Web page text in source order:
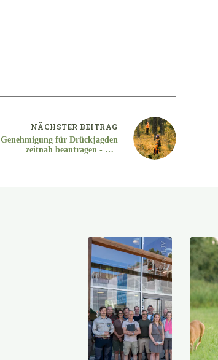
NÄCHSTER BEITRAG
Genehmigung für Drückjagden
zeitnah beantragen - mit
Stifter/LJV